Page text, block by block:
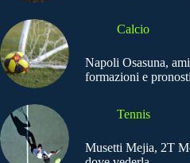
Calcio
Napoli Osasuna,
formazioni e
Tennis
Musetti Mejia, 2T